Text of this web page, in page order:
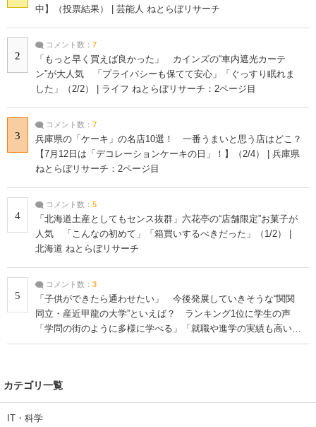
中】（投票結果） | 芸能人 ねとらぼリサーチ
2
コメント数： 7
「もっと早く買えば良かった」 カインズの“車内遮光カーテ
ン”が大人気 「プライバシーも保てて安心」「ぐっすり眠れま
した」（2/2） | ライフ ねとらぼリサーチ：2ページ目
3
コメント数： 7
兵庫県の「ケーキ」の名店10選！ 一番うまいと思う店はどこ？
【7月12日は「デコレーションケーキの日」！】（2/4） | 兵庫県
ねとらぼリサーチ：2ページ目
4
コメント数： 5
「北海道土産としてもセンス抜群」六花亭の“店舗限定”お菓子が
人気 「こんなの初めて」「箱買いするべきだった」（1/2） |
北海道 ねとらぼリサーチ
5
コメント数： 3
「子供ができたら通わせたい」 今後発展していきそうな“関関
同立・産近甲龍の大学”といえば？ ランキング1位に学生の声
「学問の街のように多様に学べる」「就職や進学の実績も高い」
| 大学 ねとらぼリサーチ
カテゴリ一覧
IT・科学